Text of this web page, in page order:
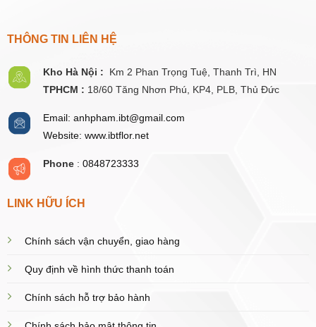
THÔNG TIN LIÊN HỆ
Kho Hà Nội : Km 2 Phan Trọng Tuệ, Thanh Trì, HN
TPHCM : 18/60 Tăng Nhơn Phú, KP4, PLB, Thủ Đức
Email: anhpham.ibt@gmail.com
Website: www.ibtflor.net
Phone: 0848723333
LINK HỮU ÍCH
Chính sách vận chuyển, giao hàng
Quy định về hình thức thanh toán
Chính sách hỗ trợ bảo hành